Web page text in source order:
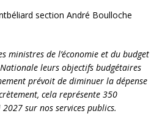
section André Boulloche
ministres de l’économie et du budget
Nationale leurs objectifs budgétaires
prévoit de diminuer la dépense
cela représente 350
sur nos services publics.